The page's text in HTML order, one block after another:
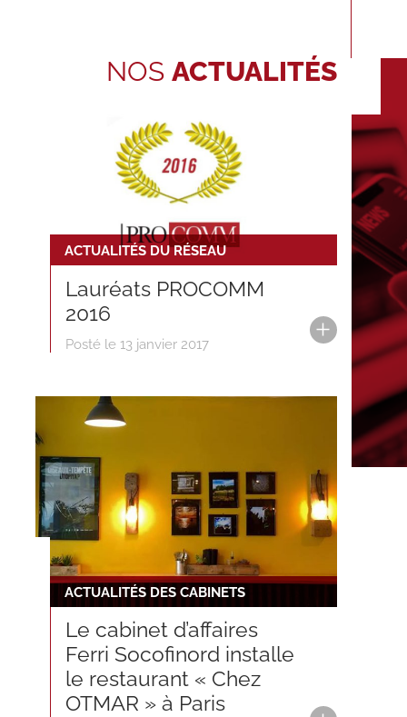
NOS ACTUALITÉS
ACTUALITÉS DU RÉSEAU
Lauréats PROCOMM
2016
Posté le 13 janvier 2017
ACTUALITÉS DES CABINETS
Le cabinet d’affaires
Ferri Socofinord installe
le restaurant « Chez
OTMAR » à Paris